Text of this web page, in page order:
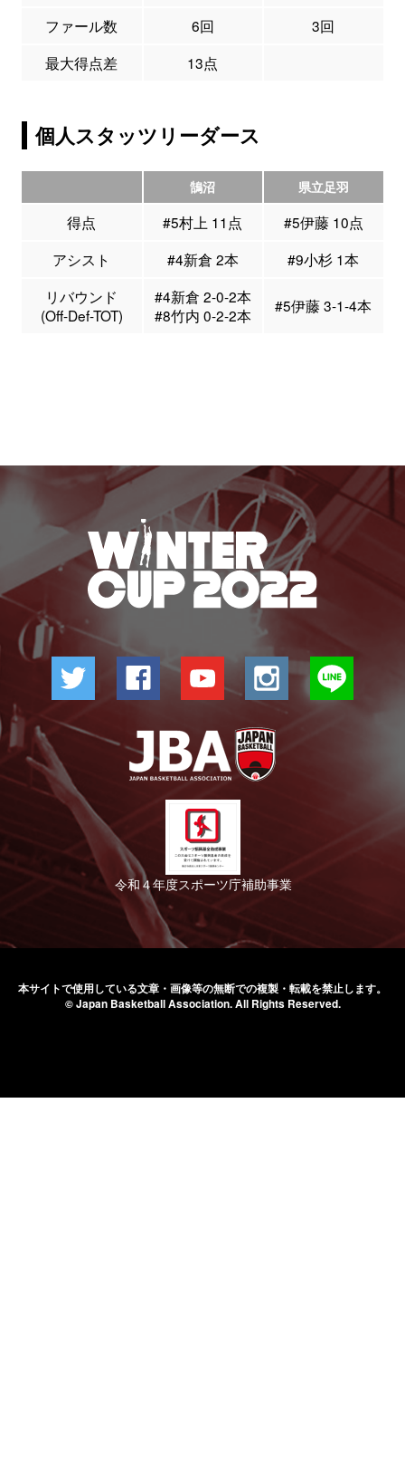
ファール数
6回
3回
最大得点差
13点
個人スタッツリーダース
鵠沼 県立足羽
得点 #5村上 11点
#5伊藤 10点
アシスト
#4新倉 2本
#9小杉 1本
リバウンド
(Off-Def-TOT)
#4新倉 2-0-2本
#8竹内 0-2-2本
#5伊藤 3-1-4本
令和４年度スポーツ庁補助事業
本サイトで使用している文章・画像等の無断での複製・転載を禁止します。
© Japan Basketball Association.All Rights Reserved.